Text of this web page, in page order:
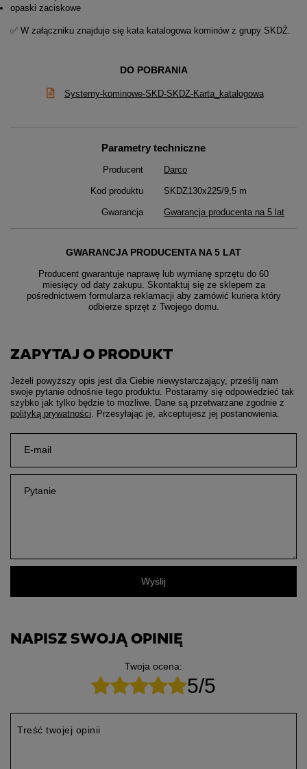
opaski zaciskowe
✅ W załączniku znajduje się kata katalogowa kominów z grupy SKDŻ.
DO POBRANIA
Systemy-kominowe-SKD-SKDZ-Karta_katalogowa
Parametry techniczne
Producent Darco
Kod produktu SKDZ130x225/9,5 m
Gwarancja Gwarancja producenta na 5 lat
GWARANCJA PRODUCENTA NA 5 LAT
Producent gwarantuje naprawę lub wymianę sprzętu do 60
miesięcy od daty zakupu. Skontaktuj się ze sklepem za
pośrednictwem formularza reklamacji aby zamówić kuriera który
odbierze sprzęt z Twojego domu.
ZAPYTAJ O PRODUKT
Jeżeli powyższy opis jest dla Ciebie niewystarczający, prześlij nam
swoje pytanie odnośnie tego produktu. Postaramy się odpowiedzieć tak
szybko jak tylko będzie to możliwe. Dane są przetwarzane zgodnie z
polityką prywatności . Przesyłając je, akceptujesz jej postanowienia.
E-mail
Pytanie
Wyślij
NAPISZ SWOJĄ OPINIĘ
Twoja ocena:
5/5
Treść twojej opinii